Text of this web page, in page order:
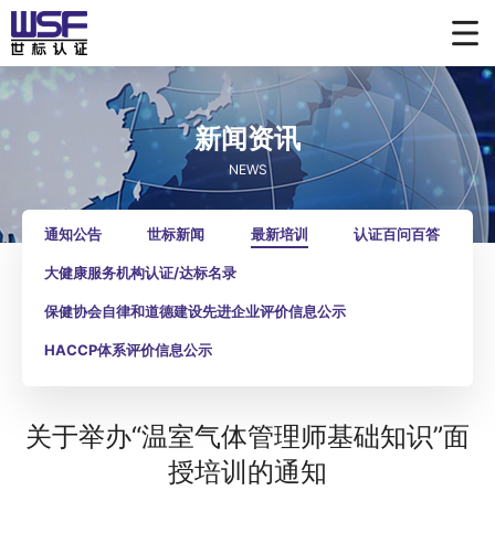
新闻资讯
NEWS
通知公告 世标新闻 最新培训 认证百问百答
大健康服务机构认证/达标名录
保健协会自律和道德建设先进企业评价信息公示
HACCP体系评价信息公示
关于举办“温室气体管理师基础知识”面
授培训的通知